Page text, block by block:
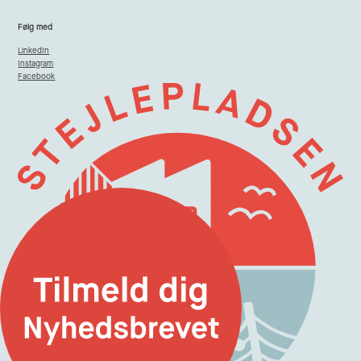
Følg med
LinkedIn
Instagram
Facebook